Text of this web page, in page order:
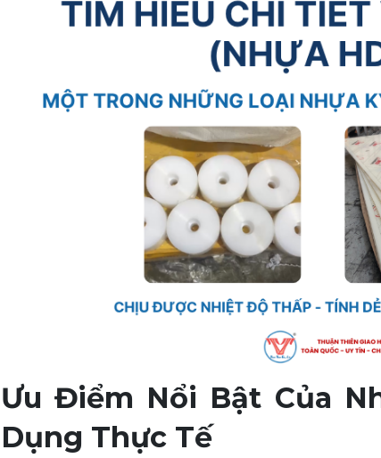
Ưu Điểm Nổi Bật Của
Dụng Thực Tế